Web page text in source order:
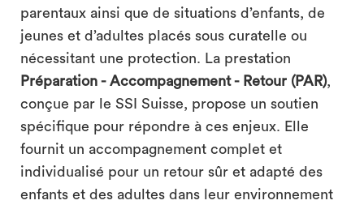
parentaux ainsi que de situations d’enfants, de
jeunes et d’adultes placés sous curatelle ou
nécessitant une protection. La prestation
Préparation - Accompagnement - Retour (PAR),
conçue par le SSI Suisse, propose un soutien
spécifique pour répondre à ces enjeux. Elle
fournit un accompagnement complet et
individualisé pour un retour sûr et adapté des
enfants et des adultes dans leur environnement